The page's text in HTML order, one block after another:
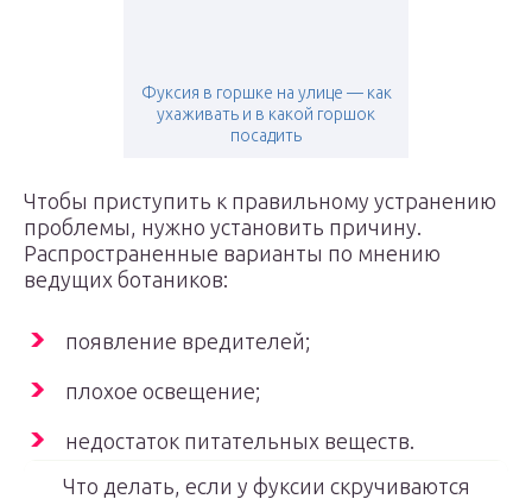
Фуксия в горшке на улице — как
ухаживать и в какой горшок
посадить
Чтобы приступить к правильному устранению
проблемы, нужно установить причину.
Распространенные варианты по мнению
ведущих ботаников:
появление вредителей;
плохое освещение;
недостаток питательных веществ.
Что делать, если у фуксии скручиваются